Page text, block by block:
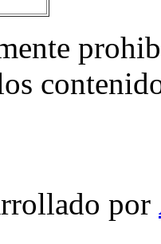
por